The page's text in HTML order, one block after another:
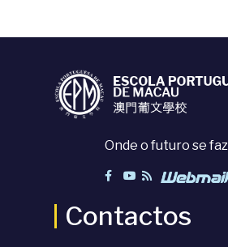
Onde o futuro se
Contactos